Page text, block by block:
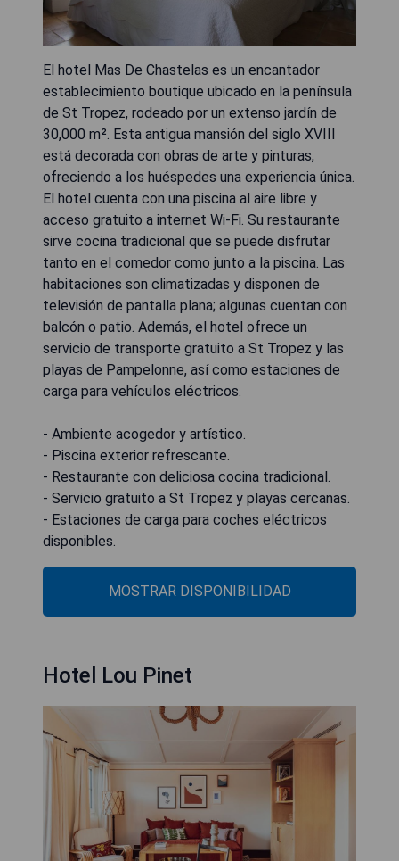
El hotel Mas De Chastelas es un encantador
establecimiento boutique ubicado en la península
de St Tropez, rodeado por un extenso jardín de
30,000 m². Esta antigua mansión del siglo XVIII
está decorada con obras de arte y pinturas,
ofreciendo a los huéspedes una experiencia única.
El hotel cuenta con una piscina al aire libre y
acceso gratuito a internet Wi-Fi. Su restaurante
sirve cocina tradicional que se puede disfrutar
tanto en el comedor como junto a la piscina. Las
habitaciones son climatizadas y disponen de
televisión de pantalla plana; algunas cuentan con
balcón o patio. Además, el hotel ofrece un
servicio de transporte gratuito a St Tropez y las
playas de Pampelonne, así como estaciones de
carga para vehículos eléctricos.
- Ambiente acogedor y artístico.
- Piscina exterior refrescante.
- Restaurante con deliciosa cocina tradicional.
- Servicio gratuito a St Tropez y playas cercanas.
- Estaciones de carga para coches eléctricos
disponibles.
MOSTRAR DISPONIBILIDAD
Hotel Lou Pinet